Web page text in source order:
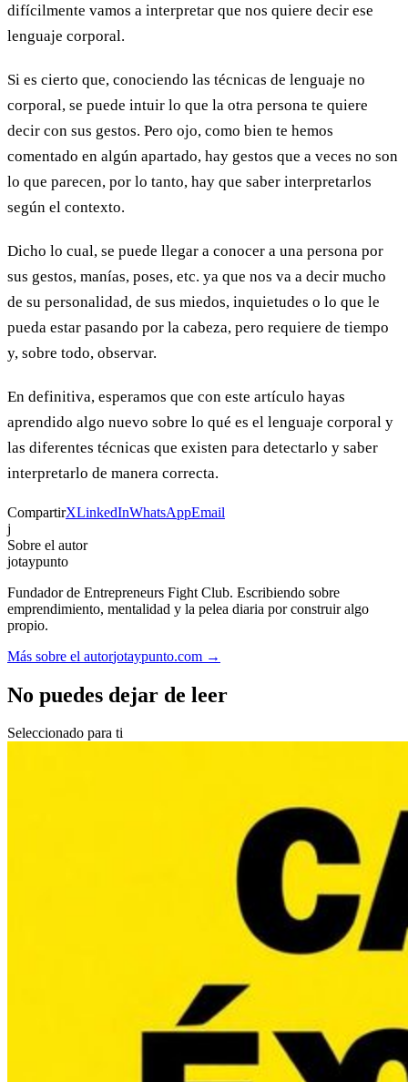
difícilmente vamos a interpretar que nos quiere decir ese
lenguaje corporal.
Si es cierto que, conociendo las técnicas de lenguaje no
corporal, se puede intuir lo que la otra persona te quiere
decir con sus gestos. Pero ojo, como bien te hemos
comentado en algún apartado, hay gestos que a veces no son
lo que parecen, por lo tanto, hay que saber interpretarlos
según el contexto.
Dicho lo cual, se puede llegar a conocer a una persona por
sus gestos, manías, poses, etc. ya que nos va a decir mucho
de su personalidad, de sus miedos, inquietudes o lo que le
pueda estar pasando por la cabeza, pero requiere de tiempo
y, sobre todo, observar.
En definitiva, esperamos que con este artículo hayas
aprendido algo nuevo sobre lo qué es el lenguaje corporal y
las diferentes técnicas que existen para detectarlo y saber
interpretarlo de manera correcta.
CompartirXLinkedInWhatsAppEmail
j
Sobre el autor
jotaypunto
Fundador de Entrepreneurs Fight Club. Escribiendo sobre
emprendimiento, mentalidad y la pelea diaria por construir algo
propio.
Más sobre el autorjotaypunto.com →
No puedes dejar de leer
Seleccionado para ti